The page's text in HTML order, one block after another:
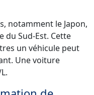
notamment le Japon,
du Sud-Est. Cette
un véhicule peut
Une voiture